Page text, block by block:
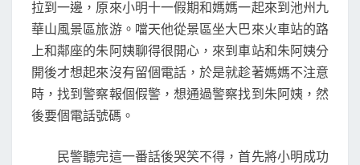
拉到一邊，原來小明十一假期和媽媽一起來到池州九
華山風景區旅游。噹天他從景區坐大巴來火車站的路
上和鄰座的朱阿姨聊得很開心，來到車站和朱阿姨分
開後才想起來沒有留個電話，於是就趁著媽媽不注意
時，找到警察報個假警，想通過警察找到朱阿姨，然
後要個電話號碼。
民警聽完這一番話後哭笑不得，首先將小明成功